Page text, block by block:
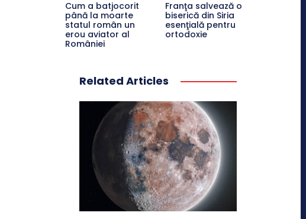
Cum a batjocorit
până la moarte
statul român un
erou aviator al
României
Franţa salvează o
biserică din Siria
esenţială pentru
ortodoxie
Related Articles